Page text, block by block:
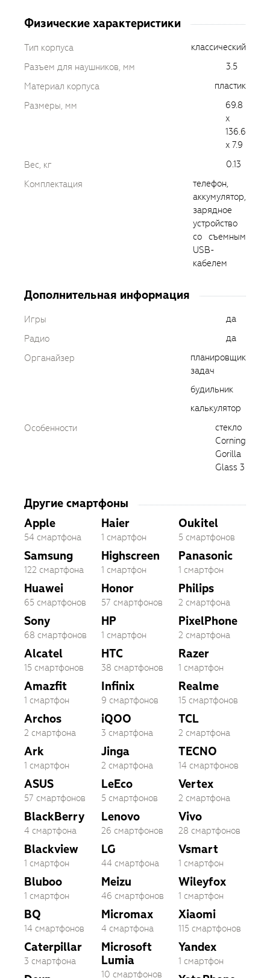
Физические характеристики
Тип корпуса
классический
Разъем для наушников, мм
3.5
Материал корпуса
пластик
Размеры, мм
69.8
x
136.6
x 7.9
Вес, кг
0.13
Комплектация
телефон,
аккумулятор,
зарядное
устройство
со съемным
USB-
кабелем
Дополнительная информация
Игры
да
Радио
да
Органайзер
планировщик
задач
будильник
калькулятор
Особенности
стекло
Corning
Gorilla
Glass 3
Другие смартфоны
Apple
54 смартфона
Samsung
122 смартфона
Huawei
65 смартфонов
Sony
68 смартфонов
Alcatel
15 смартфонов
Amazfit
1 смартфон
Archos
2 смартфона
Ark
1 смартфон
ASUS
57 смартфонов
BlackBerry
4 смартфона
Blackview
1 смартфон
Bluboo
1 смартфон
BQ
14 смартфонов
Caterpillar
3 смартфона
Haier
1 смартфон
Highscreen
1 смартфон
Honor
57 смартфонов
HP
1 смартфон
HTC
38 смартфонов
Infinix
9 смартфонов
iQOO
3 смартфона
Jinga
2 смартфона
LeEco
5 смартфонов
Lenovo
26 смартфонов
LG
44 смартфона
Meizu
46 смартфонов
Micromax
4 смартфона
Microsoft
Lumia
10 смартфонов
Oukitel
5 смартфонов
Panasonic
1 смартфон
Philips
2 смартфона
PixelPhone
2 смартфона
Razer
1 смартфон
Realme
15 смартфонов
TCL
2 смартфона
TECNO
14 смартфонов
Vertex
2 смартфона
Vivo
28 смартфонов
Vsmart
1 смартфон
Wileyfox
1 смартфон
Xiaomi
115 смартфонов
Yandex
1 смартфон